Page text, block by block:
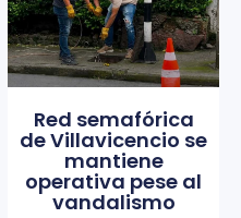
Red semafórica
de Villavicencio se
mantiene
operativa pese al
vandalismo